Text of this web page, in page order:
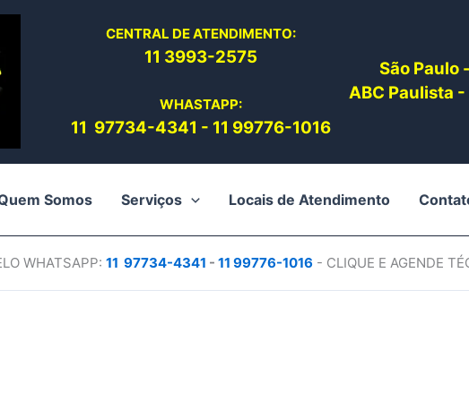
CENTRAL DE ATENDIMENTO:
11 3993-2575
WHASTAPP:
11 97734-4341 - 11 99776-1016
São Paulo
ABC Paulista
Somos Serviços Locais de Atendimento
WHATSAPP: 11 97734-4341 - 11 99776-1016 - CLIQUE E AGENDE